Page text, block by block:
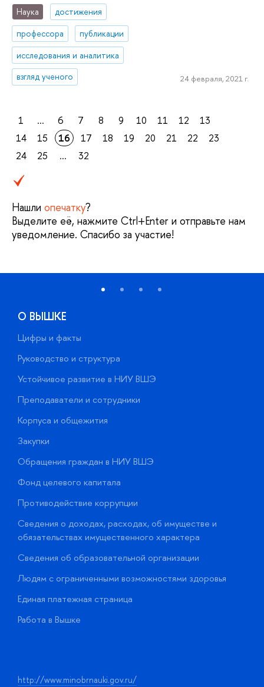
Наука
достижения
профессора
публикации
исследования и аналитика
взгляд ученого
24 февраля, 2021 г.
1 ... 6 7 8 9 10 11 12
13
14
15 16 17 18 19 20 21 22
23
24
25 ... 32
Нашли опечатку?
Выделите её, нажмите Ctrl+Enter и отправьте нам
уведомление. Спасибо за участие!
О ВЫШКЕ
Цифры и факты
Руководство и структура
Устойчивое развитие в НИУ ВШЭ
Преподаватели и сотрудники
Корпуса и общежития
Закупки
Обращения граждан в НИУ ВШЭ
Фонд целевого капитала
Противодействие коррупции
Сведения о доходах, расходах, об имуществе и
обязательствах имущественного характера
Сведения об образовательной организации
Людям с ограниченными возможностями здоровья
Единая платежная страница
Работа в Вышке
http://www.minobrnauki.gov.ru/